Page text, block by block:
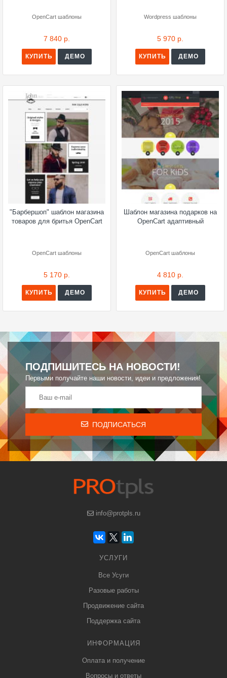
OpenCart шаблоны
7 840 р.
КУПИТЬ ДЕМО
Wordpress шаблоны
5 970 р.
КУПИТЬ ДЕМО
"Барбершоп" шаблон магазина
товаров для бритья OpenCart
OpenCart шаблоны
5 170 р.
КУПИТЬ ДЕМО
Шаблон магазина подарков на
OpenCart адаптивный
OpenCart шаблоны
4 810 р.
КУПИТЬ ДЕМО
ПОДПИШИТЕСЬ НА НОВОСТИ!
Первыми получайте наши новости, идеи и предложения!
ПОДПИСАТЬСЯ
info@protpls.ru
УСЛУГИ
Все Усуги
Разовые работы
Продвижение сайта
Поддержка сайта
ИНФОРМАЦИЯ
Оплата и получение
Вопросы и ответы